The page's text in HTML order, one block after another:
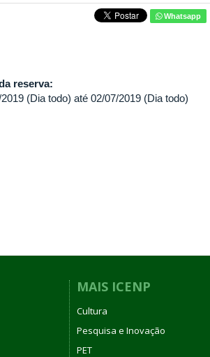
Whatsapp
reserva:
(Dia todo) até02/07/2019 (Dia todo)
MAIS ICENP
Cultura
Pesquisa e Inovação
PET